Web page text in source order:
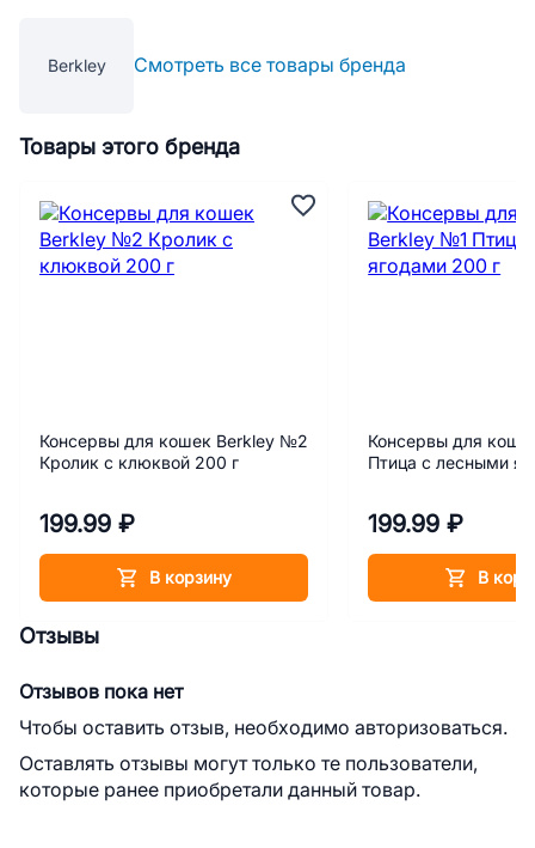
Berkley Смотреть все товары бренда
Товары этого бренда
Консервы для кошек Berkley №2
Кролик с клюквой 200 г
199.99 ₽
В корзину
Консервы для
Птица с лесными
199.99 ₽
В
Отзывы
Отзывов пока нет
Чтобы оставить отзыв, необходимо авторизоваться.
Оставлять отзывы могут только те пользователи,
которые ранее приобретали данный товар.